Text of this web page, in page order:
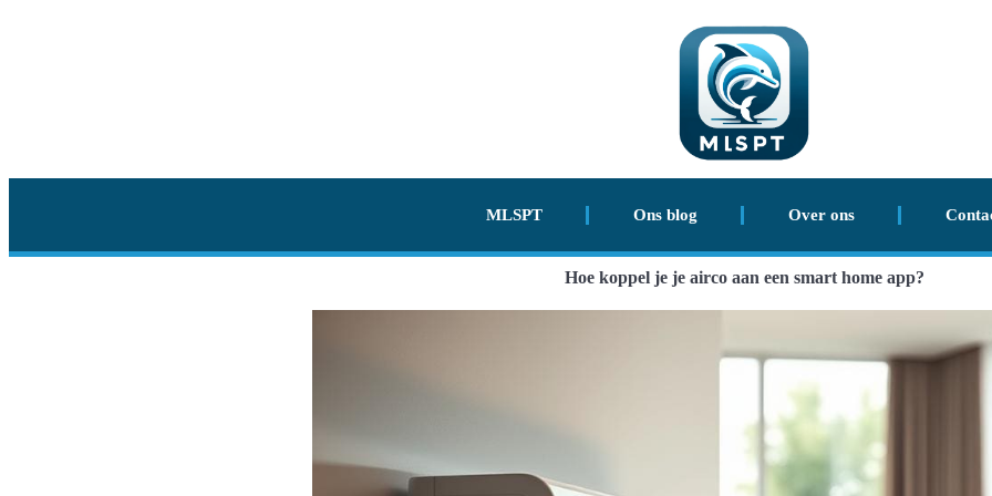
MLSPT Ons blog Over ons
Hoe koppel je je airco aan een smart home app?